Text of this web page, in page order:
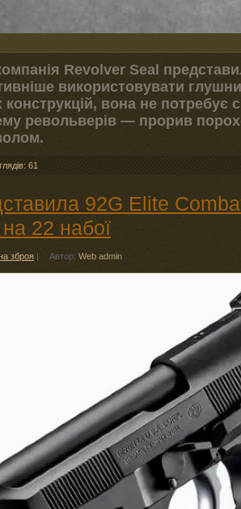
Revolver Seal
використовувати
конструкцій, вона не потребує
револьверів — прорив
61
92G Elite
22 набої
зброя | Автор: Web admin